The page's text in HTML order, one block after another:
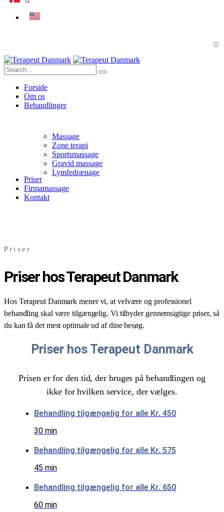
Forside
Om os
Behandlinger
Massage
Zone terapi
Sportsmassage
Gravid massage
Lymfedrænage
Priser
Firmamassage
Kontakt
Priser
Priser hos Terapeut Danmark
Hos Terapeut Danmark mener vi, at velvære og professionel
behandling skal være tilgængelig. Vi tilbyder gennemsigtige priser, så
du kan få det mest optimale ud af dine besøg.
Priser hos Terapeut Danmark
Prisen er for den tid, der bruges på behandlingen og
ikke for hvilken service, der vælges.
Behandling tilgængelig for alle Kr. 450
30 min
Behandling tilgængelig for alle Kr. 575
45 min
Behandling tilgængelig for alle Kr. 650
60 min